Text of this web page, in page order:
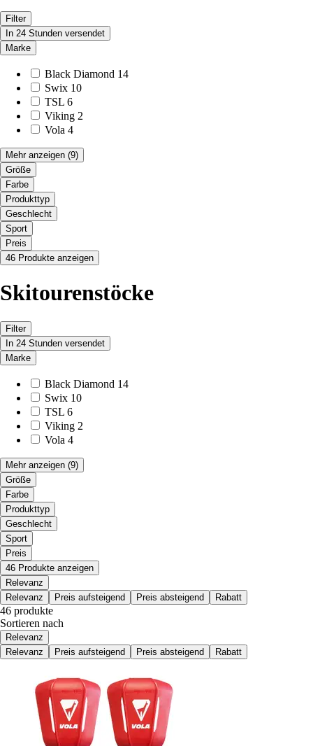
Filter
In 24 Stunden versendet
Marke
Black Diamond 14
Swix 10
TSL 6
Viking 2
Vola 4
Mehr anzeigen (9)
Größe
Farbe
Produkttyp
Geschlecht
Sport
Preis
46 Produkte anzeigen
Skitourenstöcke
Filter
In 24 Stunden versendet
Marke
Black Diamond 14
Swix 10
TSL 6
Viking 2
Vola 4
Mehr anzeigen (9)
Größe
Farbe
Produkttyp
Geschlecht
Sport
Preis
46 Produkte anzeigen
Relevanz
Relevanz
Preis aufsteigend Preis absteigend Rabatt
46 produkte
Sortieren nach
Relevanz
Relevanz
Preis aufsteigend Preis absteigend Rabatt